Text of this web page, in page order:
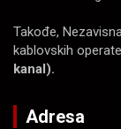
Takođe,
kablovskih
kanal).
Adresa